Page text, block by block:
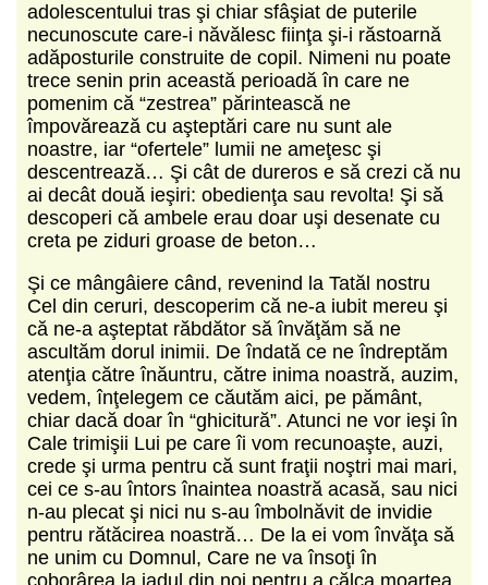
adolescentului tras şi chiar sfâşiat de puterile
necunoscute care-i năvălesc fiinţa şi-i răstoarnă
adăposturile construite de copil. Nimeni nu poate
trece senin prin această perioadă în care ne
pomenim că “zestrea” părintească ne
împovărează cu aşteptări care nu sunt ale
noastre, iar “ofertele” lumii ne ameţesc şi
descentrează… Şi cât de dureros e să crezi că nu
ai decât două ieşiri: obedienţa sau revolta! Şi să
descoperi că ambele erau doar uşi desenate cu
creta pe ziduri groase de beton…
Şi ce mângâiere când, revenind la Tatăl nostru
Cel din ceruri, descoperim că ne-a iubit mereu şi
că ne-a aşteptat răbdător să învăţăm să ne
ascultăm dorul inimii. De îndată ce ne îndreptăm
atenţia către înăuntru, către inima noastră, auzim,
vedem, înţelegem ce căutăm aici, pe pământ,
chiar dacă doar în “ghicitură”. Atunci ne vor ieşi în
Cale trimişii Lui pe care îi vom recunoaşte, auzi,
crede şi urma pentru că sunt fraţii noştri mai mari,
cei ce s-au întors înaintea noastră acasă, sau nici
n-au plecat şi nici nu s-au îmbolnăvit de invidie
pentru rătăcirea noastră… De la ei vom învăţa să
ne unim cu Domnul, Care ne va însoţi în
coborârea la iadul din noi pentru a călca moartea